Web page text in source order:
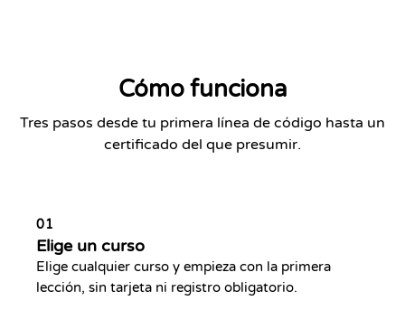
Cómo funciona
Tres pasos desde tu primera línea de código hasta un
certificado del que presumir.
01
Elige un curso
Elige cualquier curso y empieza con la primera
lección, sin tarjeta ni registro obligatorio.